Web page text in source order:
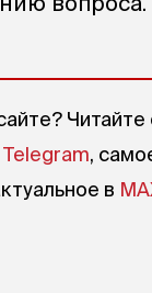
Читайте
Telegram,
в